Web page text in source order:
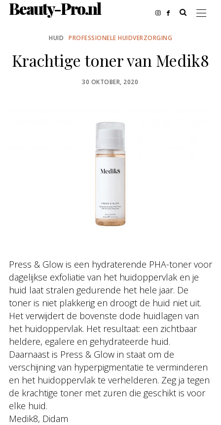
Beauty-Pro.nl
HUID PROFESSIONELE HUIDVERZORGING
Krachtige toner van Medik8
POSTED
30 OKTOBER, 2020
Press & Glow is een hydraterende PHA-toner voor
dagelijkse exfoliatie van het huidoppervlak en je
huid laat stralen gedurende het hele jaar. De
toner is niet plakkerig en droogt de huid niet uit.
Het verwijdert de bovenste dode huidlagen van
het huidoppervlak. Het resultaat: een zichtbaar
heldere, egalere en gehydrateerde huid.
Daarnaast is Press & Glow in staat om de
verschijning van hyperpigmentatie te verminderen
en het huidoppervlak te verhelderen. Zeg ja tegen
de krachtige toner met zuren die geschikt is voor
elke huid.
Medik8, Didam